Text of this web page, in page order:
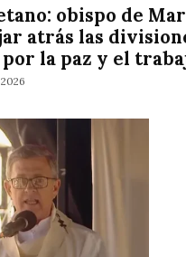
obispo de
atrás las
la paz y el